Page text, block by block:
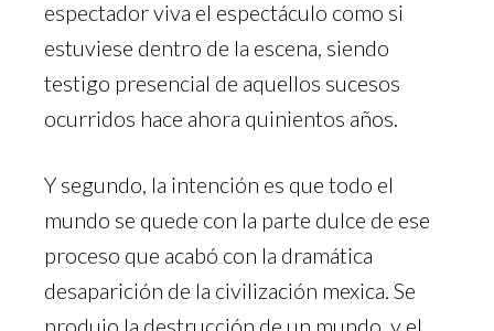
espectador viva el espectáculo como si
estuviese dentro de la escena, siendo
testigo presencial de aquellos sucesos
ocurridos hace ahora quinientos años.
Y segundo, la intención es que todo el
mundo se quede con la parte dulce de ese
proceso que acabó con la dramática
desaparición de la civilización mexica. Se